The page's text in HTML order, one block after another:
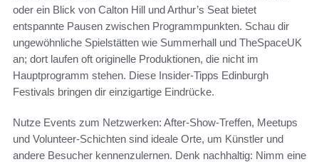
oder ein Blick von Calton Hill und Arthur’s Seat bietet
entspannte Pausen zwischen Programmpunkten. Schau dir
ungewöhnliche Spielstätten wie Summerhall und TheSpaceUK
an; dort laufen oft originelle Produktionen, die nicht im
Hauptprogramm stehen. Diese Insider-Tipps Edinburgh
Festivals bringen dir einzigartige Eindrücke.
Nutze Events zum Netzwerken: After-Show-Treffen, Meetups
und Volunteer-Schichten sind ideale Orte, um Künstler und
andere Besucher kennenzulernen. Denk nachhaltig: Nimm eine